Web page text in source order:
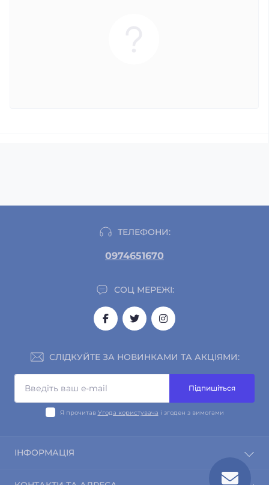
ТЕЛЕФОНИ:
0974651670
СОЦ МЕРЕЖІ:
СЛІДКУЙТЕ ЗА НОВИНКАМИ ТА АКЦІЯМИ:
Підпишіться
Я прочитав Угода користувача і згоден з вимогами
ІНФОРМАЦІЯ